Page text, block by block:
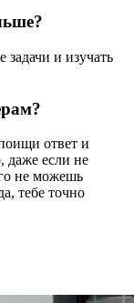
и изучать
ответ и
даже если не
не можешь
тебе точно